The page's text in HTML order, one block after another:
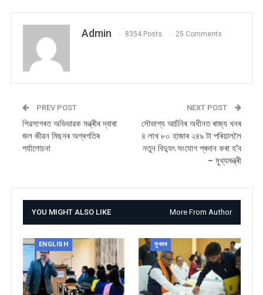
Admin 8354 Posts 25 Comments
PREV POST
শিৱসাগৰত অভিভাৱক মন্ত্ৰীৰ দ্বাৰা
জল জীৱন মিছনৰ অগ্ৰগতিৰ
পৰ্যালোচনা
NEXT POST
সৌভাগ্য আচঁনিৰ অধীনত ৰাজ্য খনৰ
৪ লাখ ৮০ হাজাৰ ২৪৯ টা পৰিয়াললৈ
নতুন বিদ্যুৎ সংযোগ প্ৰদান কৰা হ’ব
– মুখ্যমন্ত্ৰী
YOU MIGHT ALSO LIKE More From Author
ENGLISH সুখবৰ